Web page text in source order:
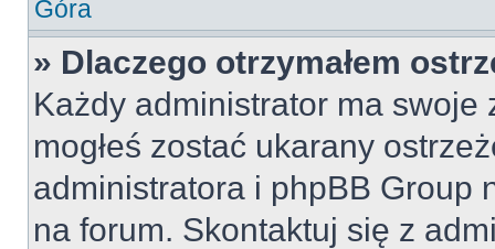
Góra
» Dlaczego otrzymałem
Każdy administrator ma swoje
mogłeś zostać ukarany
administratora i phpBB Group
na forum. Skontaktuj się z